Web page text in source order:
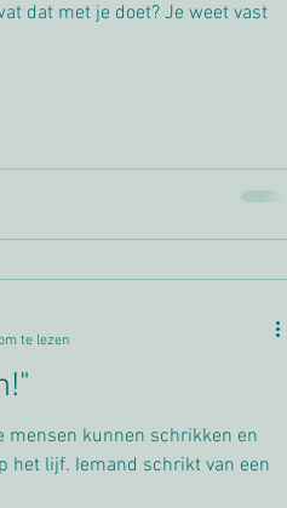
dat met je doet? Je weet vast
mensen kunnen schrikken en
het lijf. Iemand schrikt van een
te lezen